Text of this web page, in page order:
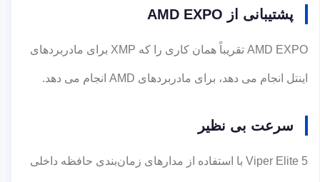
پشتیبانی از AMD EXPO
AMD EXPO تقریباً همان کاری را که XMP برای مادربردهای
اینتل انجام می دهد، برای مادربردهای AMD انجام می دهد.
سرعت بی نظیر
Viper Elite 5 با استفاده از مدارهای زمان‌بندی حافظه داخلی